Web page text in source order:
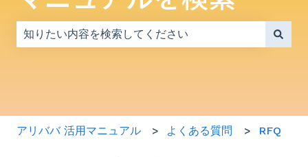
アリババ 活用マニュアル よくある質問 RFQ